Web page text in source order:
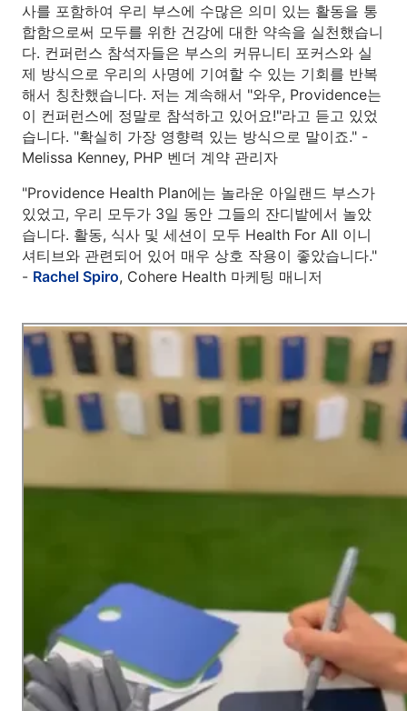
사를 포함하여 우리 부스에 수많은 의미 있는 활동을 통
합함으로써 모두를 위한 건강에 대한 약속을 실천했습니
다. 컨퍼런스 참석자들은 부스의 커뮤니티 포커스와 실
제 방식으로 우리의 사명에 기여할 수 있는 기회를 반복
해서 칭찬했습니다. 저는 계속해서 "와우, Providence는
이 컨퍼런스에 정말로 참석하고 있어요!"라고 듣고 있었
습니다. "확실히 가장 영향력 있는 방식으로 말이죠." -
Melissa Kenney, PHP 벤더 계약 관리자
"Providence Health Plan에는 놀라운 아일랜드 부스가
있었고, 우리 모두가 3일 동안 그들의 잔디밭에서 놀았
습니다. 활동, 식사 및 세션이 모두 Health For All 이니
셔티브와 관련되어 있어 매우 상호 작용이 좋았습니다."
- Rachel Spiro, Cohere Health 마케팅 매니저